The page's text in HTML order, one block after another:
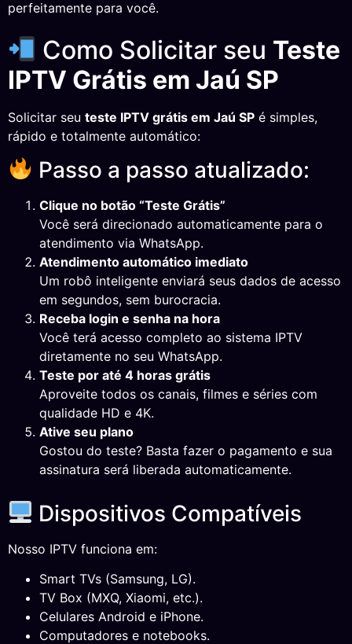
perfeitamente para você.
Como Solicitar seu Teste
IPTV Grátis em Jaú SP
Solicitar seu teste IPTV grátis em Jaú SP é simples,
rápido e totalmente automático:
Passo a passo atualizado:
Clique no botão “Teste Grátis”
Você será direcionado automaticamente para o
atendimento via WhatsApp.
Atendimento automático imediato
Um robô inteligente enviará seus dados de acesso
em segundos, sem burocracia.
Receba login e senha na hora
Você terá acesso completo ao sistema IPTV
diretamente no seu WhatsApp.
Teste por até 4 horas grátis
Aproveite todos os canais, filmes e séries com
qualidade HD e 4K.
Ative seu plano
Gostou do teste? Basta fazer o pagamento e sua
assinatura será liberada automaticamente.
Dispositivos Compatíveis
Nosso IPTV funciona em:
Smart TVs (Samsung, LG).
TV Box (MXQ, Xiaomi, etc.).
Celulares Android e iPhone.
Computadores e notebooks.